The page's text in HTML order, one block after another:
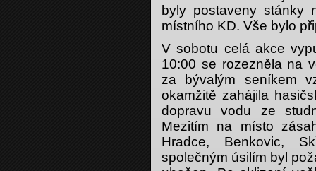
byly postaveny stánky
místního KD. Vše bylo
V sobotu celá akce
10:00 se rozezněla na
za bývalým seníkem
okamžitě zahájila
dopravu vodu ze
Mezitím na místo
Hradce, Benkovic,
společným úsilím byl